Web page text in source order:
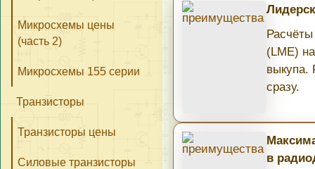
(LME)
выкупа.
сразу.
в
Микросхемы цены
(часть 2)
Микросхемы 155 серии
Транзисторы
Транзисторы цены
Силовые транзисторы